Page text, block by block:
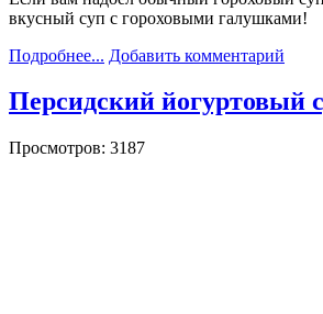
вкусный суп с гороховыми галушками!
Подробнее... Добавить комментарий
Персидский йогуртовый
Просмотров: 3187